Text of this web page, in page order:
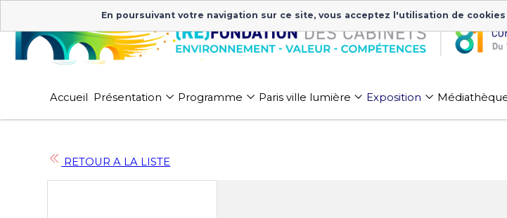
Accueil Présentation Programme Paris ville lumière Exposition
RETOUR A LA LISTE
En poursuivant votre navigation sur ce site, vous acceptez l'utilisation de